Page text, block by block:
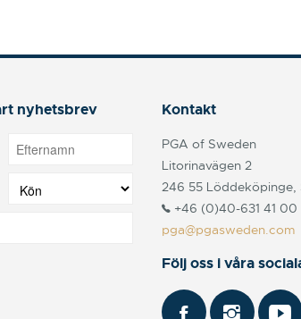
nyhetsbrev Kontakt
PGA of Sweden
Litorinavägen 2
246 55 Löddeköpinge,
+46 (0)40-631 41 00
pga@pgasweden.com
Följ oss i våra